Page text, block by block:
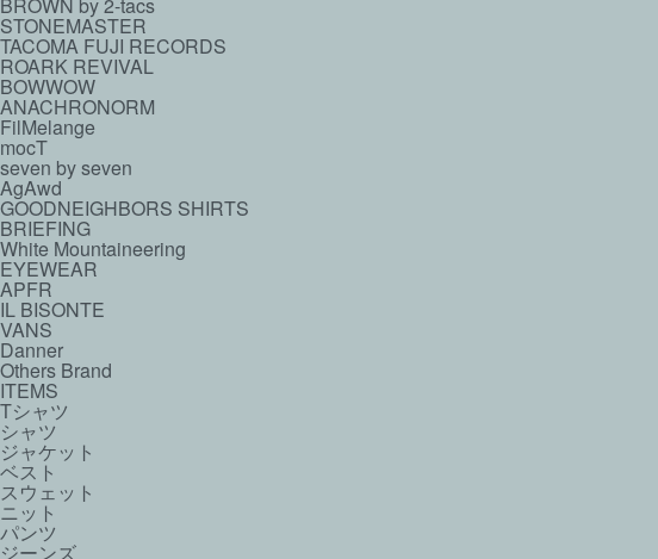
STONEMASTER
TACOMA FUJI RECORDS
ROARK REVIVAL
BOWWOW
ANACHRONORM
FilMelange
mocT
seven by seven
AgAwd
GOODNEIGHBORS SHIRTS
BRIEFING
White Mountaineering
EYEWEAR
APFR
IL BISONTE
VANS
Danner
Others Brand
ITEMS
Tシャツ
シャツ
ジャケット
ベスト
スウェット
ニット
パンツ
ジーンズ